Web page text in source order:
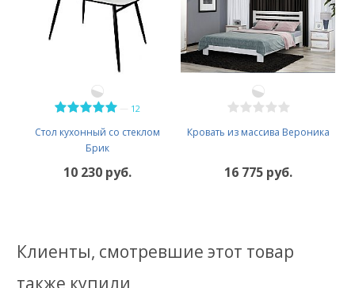
12
Стол кухонный со стеклом
Брик
10 230 руб.
Кровать из массива Вероника
16 775 руб.
Клиенты, смотревшие этот товар
также купили